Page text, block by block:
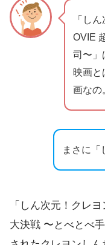
「し
OVIE
司〜」
映画と
画なの
まさに「
「しん次元！クレ
大決戦 〜とべとべ